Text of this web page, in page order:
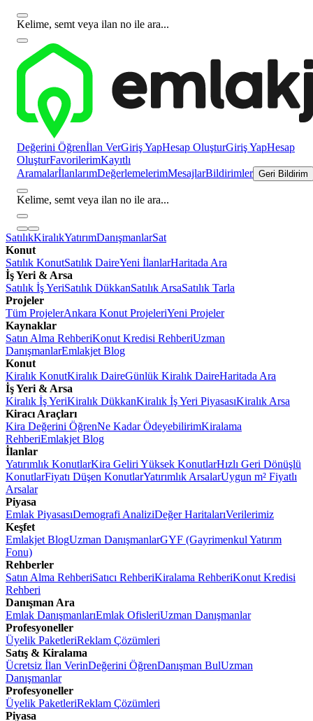
Kelime, semt veya ilan no ile ara...
Değerini Öğrenİlan VerGiriş YapHesap OluşturGiriş YapHesap
OluşturFavorilerimKayıtlı
AramalarİlanlarımDeğerlemelerimMesajlarBildirimler Geri Bildirim
Kelime, semt veya ilan no ile ara...
SatılıkKiralıkYatırımDanışmanlarSat
Konut
Satılık KonutSatılık DaireYeni İlanlarHaritada Ara
İş Yeri & Arsa
Satılık İş YeriSatılık DükkanSatılık ArsaSatılık Tarla
Projeler
Tüm ProjelerAnkara Konut ProjeleriYeni Projeler
Kaynaklar
Satın Alma RehberiKonut Kredisi RehberiUzman
DanışmanlarEmlakjet Blog
Konut
Kiralık KonutKiralık DaireGünlük Kiralık DaireHaritada Ara
İş Yeri & Arsa
Kiralık İş YeriKiralık DükkanKiralık İş Yeri PiyasasıKiralık Arsa
Kiracı Araçları
Kira Değerini ÖğrenNe Kadar ÖdeyebilirimKiralama
RehberiEmlakjet Blog
İlanlar
Yatırımlık KonutlarKira Geliri Yüksek KonutlarHızlı Geri Dönüşlü
KonutlarFiyatı Düşen KonutlarYatırımlık ArsalarUygun m² Fiyatlı
Arsalar
Piyasa
Emlak PiyasasıDemografi AnaliziDeğer HaritalarıVerilerimiz
Keşfet
Emlakjet BlogUzman DanışmanlarGYF (Gayrimenkul Yatırım
Fonu)
Rehberler
Satın Alma RehberiSatıcı RehberiKiralama RehberiKonut Kredisi
Rehberi
Danışman Ara
Emlak DanışmanlarıEmlak OfisleriUzman Danışmanlar
Profesyoneller
Üyelik PaketleriReklam Çözümleri
Satış & Kiralama
Ücretsiz İlan VerinDeğerini ÖğrenDanışman BulUzman
Danışmanlar
Profesyoneller
Üyelik PaketleriReklam Çözümleri
Piyasa